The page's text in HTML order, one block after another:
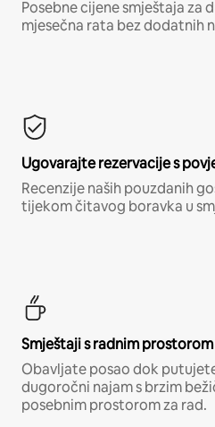
Posebne cijene smještaja za
mjesečna rata bez dodatnih
Ugovarajte rezervacije s
Recenzije naših pouzdanih
tijekom čitavog boravka u
Smještaji s radnim
Obavljate posao dok
dugoročni najam s brzim
posebnim prostorom za rad.